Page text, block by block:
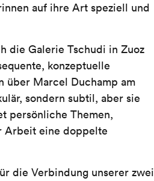
auf ihre Art speziell und
die Galerie Tschudi in Zuoz
konzeptuelle
über Marcel Duchamp am
sondern subtil, aber sie
persönliche Themen,
Arbeit eine doppelte
die Verbindung unserer zwei